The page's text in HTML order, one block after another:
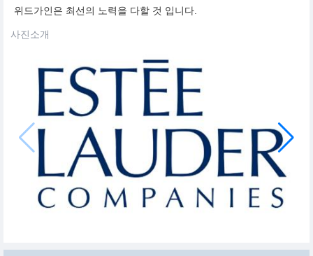
위드가인은 최선의 노력을 다할 것 입니다.
사진소개